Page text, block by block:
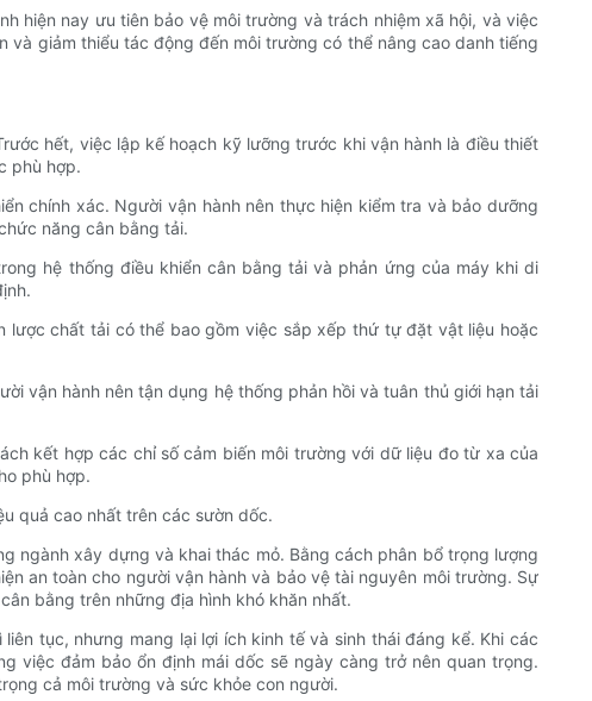
hiện nay ưu tiên bảo vệ môi trường và trách nhiệm xã hội, và việc
giảm thiểu tác động đến môi trường có thể nâng cao danh tiếng
hết, việc lập kế hoạch kỹ lưỡng trước khi vận hành là điều thiết
phù hợp.
chính xác. Người vận hành nên thực hiện kiểm tra và bảo dưỡng
năng cân bằng tải.
hệ thống điều khiển cân bằng tải và phản ứng của máy khi di
chất tải có thể bao gồm việc sắp xếp thứ tự đặt vật liệu hoặc
vận hành nên tận dụng hệ thống phản hồi và tuân thủ giới hạn tải
kết hợp các chỉ số cảm biến môi trường với dữ liệu đo từ xa của
phù hợp.
quả cao nhất trên các sườn dốc.
ngành xây dựng và khai thác mỏ. Bằng cách phân bổ trọng lượng
an toàn cho người vận hành và bảo vệ tài nguyên môi trường. Sự
bằng trên những địa hình khó khăn nhất.
tục, nhưng mang lại lợi ích kinh tế và sinh thái đáng kể. Khi các
việc đảm bảo ổn định mái dốc sẽ ngày càng trở nên quan trọng.
cả môi trường và sức khỏe con người.